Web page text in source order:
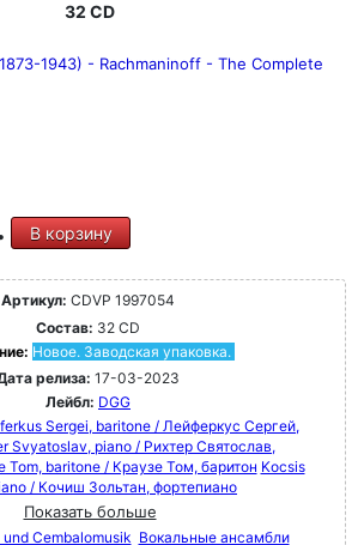
32 CD
1943) - Rachmaninoff - The Complete
В корзину
Артикул: CDVP 1997054
Состав: 32 CD
Новое. Заводская упаковка.
релиза: 17-03-2023
Лейбл: DGG
Sergei, baritone / Лейферкус Сергей,
Svyatoslav, piano / Рихтер Святослав,
Tom, baritone / Краузе Том, баритон Kocsis
/ Кочиш Зольтан, фортепиано
Показать больше
Cembalomusik Вокальные ансамбли